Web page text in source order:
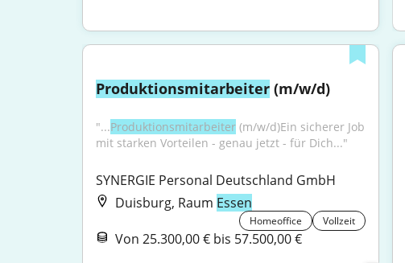
Produktionsmitarbeiter (m/w/d)
"...Produktionsmitarbeiter (m/w/d)Ein sicherer Job
mit starken Vorteilen - genau jetzt - für Dich..."
SYNERGIE Personal Deutschland GmbH
Duisburg, Raum Essen
Homeoffice Vollzeit
Von 25.300,00 € bis 57.500,00 €